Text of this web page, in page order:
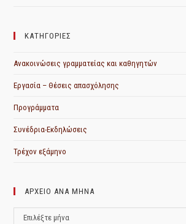
ΚΑΤΗΓΟΡΙΕΣ
Ανακοινώσεις γραμματείας και καθηγητών
Εργασία – Θέσεις απασχόλησης
Προγράμματα
Συνέδρια-Εκδηλώσεις
Τρέχον εξάμηνο
ΑΡΧΕΙΟ ΑΝΑ ΜΗΝΑ
ΑΡΧΕΙΟ
Επιλέξτε μήνα